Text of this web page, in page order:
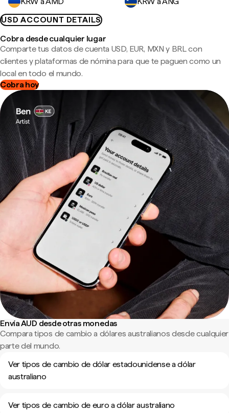
USD ACCOUNT DETAILS
Cobra desde cualquier lugar
Comparte tus datos de cuenta USD, EUR, MXN y BRL con
clientes y plataformas de nómina para que te paguen como un
local en todo el mundo.
Cobra hoy
Envía AUD desde otras monedas
Compara tipos de cambio a dólares australianos desde cualquier
parte del mundo.
Ver tipos de cambio de dólar estadounidense a dólar
australiano
Ver tipos de cambio de euro a dólar australiano